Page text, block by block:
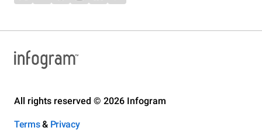
All rights reserved © 2026 Infogram
Terms& Privacy